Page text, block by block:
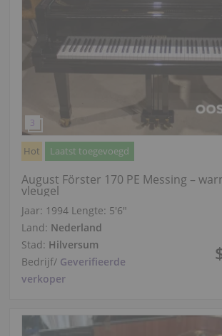
Hot Laatst toegevoegd
August Förster 170 PE Messing –
vleugel
Jaar: 1994 Lengte: 5′6″
Land: Nederland
Stad: Hilversum
Bedrijf/ Geverifieerde
verkoper